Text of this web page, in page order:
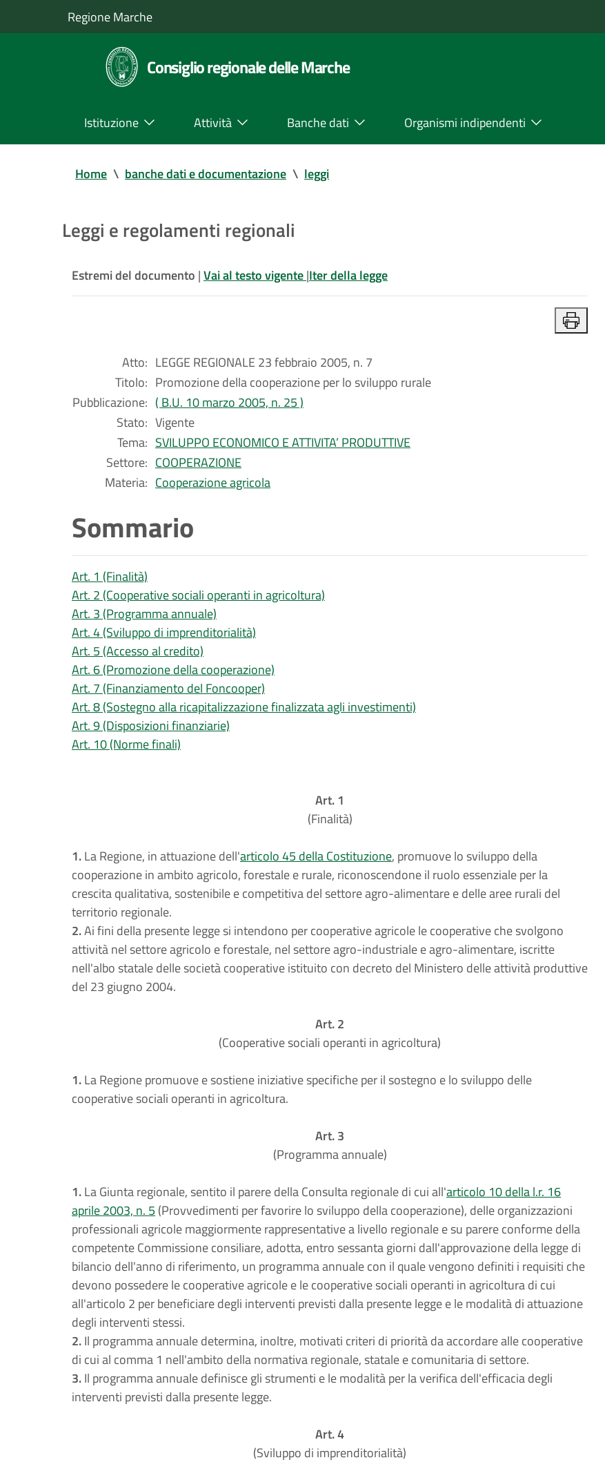
Regione Marche
Consiglio regionale delle Marche
Istituzione Attività Banche dati Organismi indipendenti
Home \ banche dati e documentazione \ leggi
Leggi e regolamenti regionali
Estremi del documento |Vai al testo vigente|Iter della legge
Atto: LEGGE REGIONALE 23 febbraio 2005, n. 7
Titolo: Promozione della cooperazione per lo sviluppo rurale
Pubblicazione: ( B.U. 10 marzo 2005, n. 25 )
Stato: Vigente
Tema: SVILUPPO ECONOMICO E ATTIVITA’ PRODUTTIVE
Settore: COOPERAZIONE
Materia: Cooperazione agricola
Sommario
Art. 1 (Finalità)
Art. 2 (Cooperative sociali operanti in agricoltura)
Art. 3 (Programma annuale)
Art. 4 (Sviluppo di imprenditorialità)
Art. 5 (Accesso al credito)
Art. 6 (Promozione della cooperazione)
Art. 7 (Finanziamento del Foncooper)
Art. 8 (Sostegno alla ricapitalizzazione finalizzata agli investimenti)
Art. 9 (Disposizioni finanziarie)
Art. 10 (Norme finali)
Art. 1
(Finalità)
1.La Regione, in attuazione dell'articolo 45 della Costituzione, promuove lo sviluppo della
cooperazione in ambito agricolo, forestale e rurale, riconoscendone il ruolo essenziale per la
crescita qualitativa, sostenibile e competitiva del settore agro-alimentare e delle aree rurali del
territorio regionale.
2.Ai fini della presente legge si intendono per cooperative agricole le cooperative che svolgono
attività nel settore agricolo e forestale, nel settore agro-industriale e agro-alimentare, iscritte
nell'albo statale delle società cooperative istituito con decreto del Ministero delle attività produttive
del 23 giugno 2004.
Art. 2
(Cooperative sociali operanti in agricoltura)
1.La Regione promuove e sostiene iniziative specifiche per il sostegno e lo sviluppo delle
cooperative sociali operanti in agricoltura.
Art. 3
(Programma annuale)
1.La Giunta regionale, sentito il parere della Consulta regionale di cui all'articolo 10 della l.r. 16
aprile 2003, n. 5 (Provvedimenti per favorire lo sviluppo della cooperazione), delle organizzazioni
professionali agricole maggiormente rappresentative a livello regionale e su parere conforme della
competente Commissione consiliare, adotta, entro sessanta giorni dall'approvazione della legge di
bilancio dell'anno di riferimento, un programma annuale con il quale vengono definiti i requisiti che
devono possedere le cooperative agricole e le cooperative sociali operanti in agricoltura di cui
all'articolo 2 per beneficiare degli interventi previsti dalla presente legge e le modalità di attuazione
degli interventi stessi.
2.Il programma annuale determina, inoltre, motivati criteri di priorità da accordare alle cooperative
di cui al comma 1 nell'ambito della normativa regionale, statale e comunitaria di settore.
3.Il programma annuale definisce gli strumenti e le modalità per la verifica dell'efficacia degli
interventi previsti dalla presente legge.
Art. 4
(Sviluppo di imprenditorialità)